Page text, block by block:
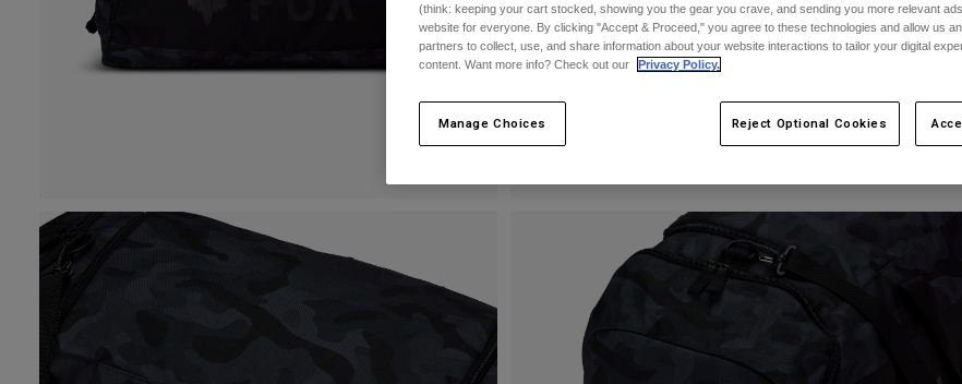
(think: keeping your cart stocked, showing you the gear you crave, and sending you more relevant
website for everyone. By clicking "Accept & Proceed," you agree to these technologies and allow us
partners to collect, use, and share information about your website interactions to tailor your digital
content. Want more info? Check out our
Privacy Policy.
Manage Choices Reject Optional Cookies